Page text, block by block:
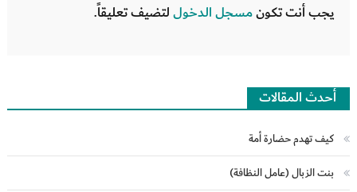
يجب أنت تكونمسجل الدخوللتضيف تعليقاً.
أحدث المقالات
كيف تهدم حضارة أمة
بنت الزبال (عامل النظافة)